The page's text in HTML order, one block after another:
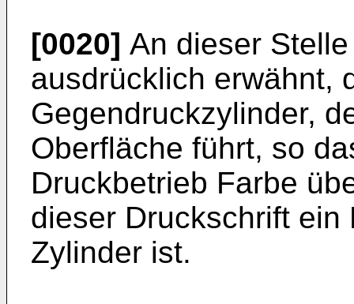
[0020] An dieser
ausdrücklich erwähnt,
Gegendruckzylinder,
Oberfläche führt, so
Druckbetrieb Farbe
dieser Druckschrift ein
Zylinder ist.